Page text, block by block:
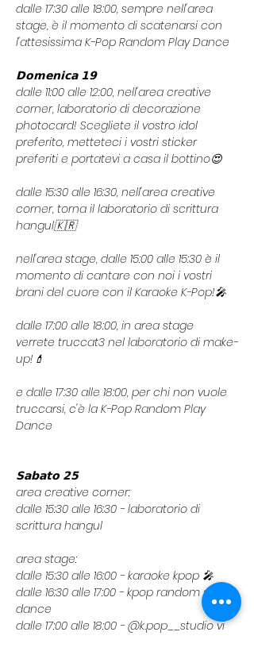
dalle 17:30 alle 18:00, sempre nell'area
stage, è il momento di scatenarsi con
l'attesissima K-Pop Random Play Dance
𝗗𝗼𝗺𝗲𝗻𝗶𝗰𝗮 𝟭𝟵
dalle 11:00 alle 12:00, nell'area creative
corner, laboratorio di decorazione
photocard! Scegliete il vostro idol
preferito, metteteci i vostri sticker
preferiti e portatevi a casa il bottino😍
dalle 15:30 alle 16:30, nell'area creative
corner, torna il laboratorio di scrittura
hangul🇰🇷
nell'area stage, dalle 15:00 alle 15:30 è il
momento di cantare con noi i vostri
brani del cuore con il Karaoke K-Pop!🎤
dalle 17:00 alle 18:00, in area stage
verrete truccat3 nel laboratorio di make-
up!💄
e dalle 17:30 alle 18:00, per chi non vuole
truccarsi, c'è la K-Pop Random Play
Dance
𝗦𝗮𝗯𝗮𝘁𝗼 𝟮𝟱
area creative corner:
dalle 15:30 alle 16:30 - laboratorio di
scrittura hangul
area stage:
dalle 15:30 alle 16:00 - karaoke kpop 🎤
dalle 16:30 alle 17:00 - kpop random play
dance
dalle 17:00 alle 18:00 - @k.pop__studio vi